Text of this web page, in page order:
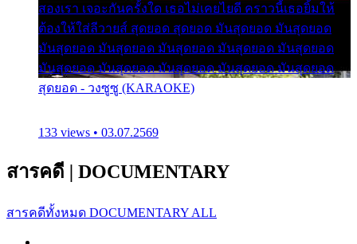
สองเรา เจอะกันครั้งใด เธอไม่เคยไยดี คราวนี้เธอยิ้มให้
ต้องให้ใส่ลีวายส์ สุดยอด สุดยอด มันสุดยอด มันสุดยอด
มันสุดยอด มันสุดยอด มันสุดยอด มันสุดยอด มันสุดยอด
มันสุดยอด มันสุดยอด มันสุดยอด มันสุดยอด มันสุดยอด
สุดยอด - วงซูซู (KARAOKE)
133 views • 03.07.2569
สารคดี | DOCUMENTARY
สารคดีทั้งหมด DOCUMENTARY ALL